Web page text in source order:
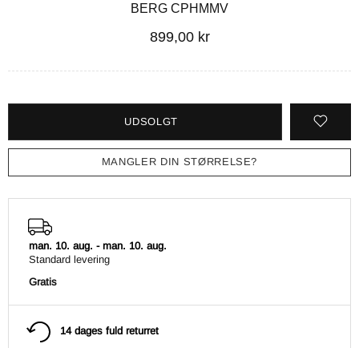
BERG CPHMMV
899,00 kr
UDSOLGT
MANGLER DIN STØRRELSE?
man. 10. aug. - man. 10. aug.
Standard levering
Gratis
14 dages fuld returret